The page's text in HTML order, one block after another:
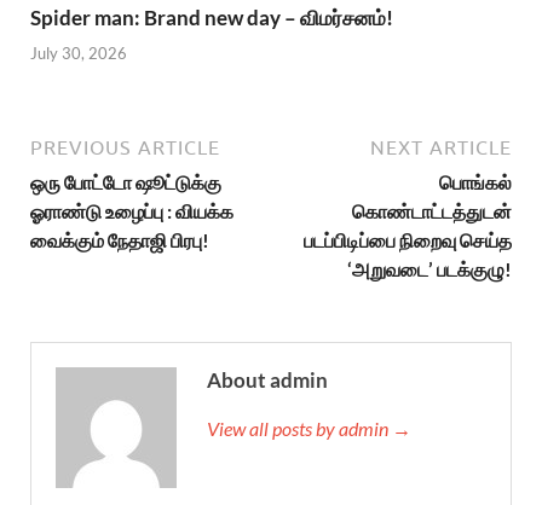
Spider man: Brand new day – விமர்சனம்!
July 30, 2026
PREVIOUS ARTICLE
ஒரு போட்டோ ஷூட்டுக்கு
ஓராண்டு உழைப்பு : வியக்க
வைக்கும் நேதாஜி பிரபு!
NEXT ARTICLE
பொங்கல்
கொண்டாட்டத்துடன்
படப்பிடிப்பை நிறைவு செய்த
‘அறுவடை’ படக்குழு!
About admin
View all posts by admin →